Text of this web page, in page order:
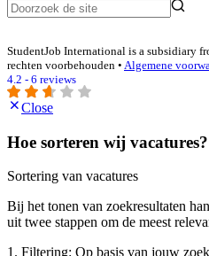
StudentJob International is a subsidiary
rechten voorbehouden • Algemene
4.2 - 6 reviews
Close
Hoe sorteren wij vacatures?
Sortering van vacatures
Bij het tonen van zoekresultaten
uit twee stappen om de meest
1. Filtering: Op basis van jouw